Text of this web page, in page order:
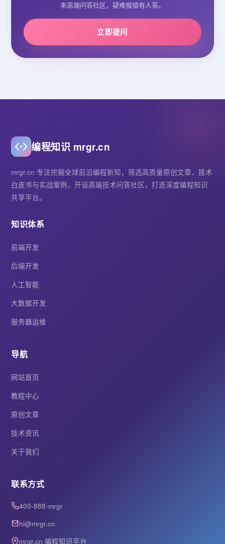
来高端问答社区，疑难报错有人答。
立即提问
编程知识 mrgr.cn
mrgr.cn 专注挖掘全球前沿编程新知，筛选高质量原创文章、技术
白皮书与实战案例，开设高端技术问答社区，打造深度编程知识
共享平台。
知识体系
前端开发
后端开发
人工智能
大数据开发
服务器运维
导航
网站首页
教程中心
原创文章
技术资讯
关于我们
联系方式
400-888-mrgr
hi@mrgr.cn
mrgr.cn 编程知识平台